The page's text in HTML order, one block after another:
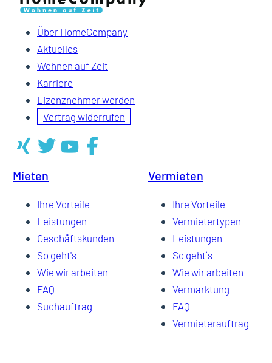
Über HomeCompany
Aktuelles
Wohnen auf Zeit
Karriere
Lizenznehmer werden
Vertrag widerrufen
Mieten
Ihre Vorteile
Leistungen
Geschäftskunden
So geht's
Wie wir arbeiten
FAQ
Suchauftrag
Vermieten
Ihre Vorteile
Vermietertypen
Leistungen
So geht`s
Wie wir arbeiten
Vermarktung
FAQ
Vermieterauftrag